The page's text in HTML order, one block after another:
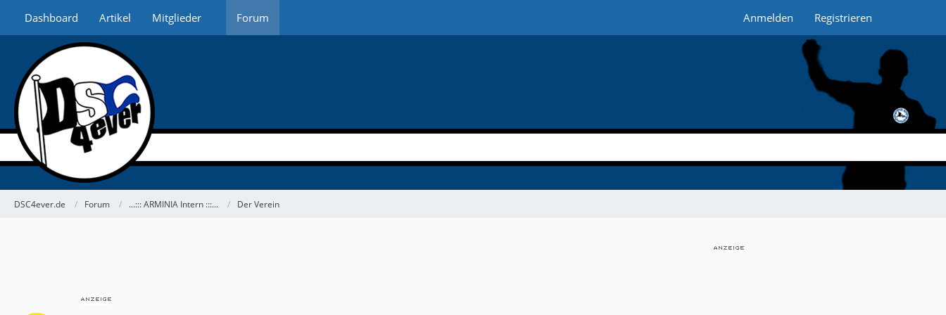
Dashboard Artikel Mitglieder Forum Anmelden Registrieren
DSC4ever.de Forum ...::: ARMINIA Intern :::... Der Verein